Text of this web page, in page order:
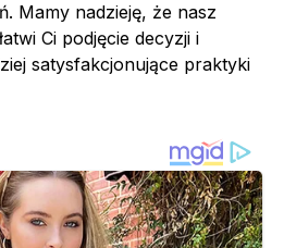
Mamy nadzieję, że nasz
Ci podjęcie decyzji i
satysfakcjonujące praktyki